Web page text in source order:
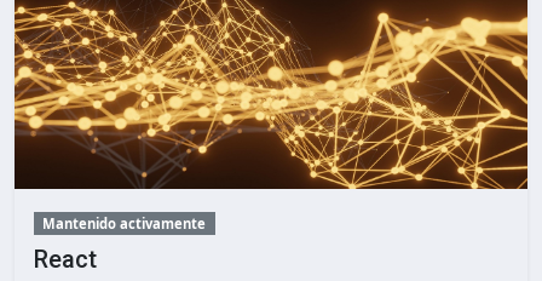
Mantenido activamente
React